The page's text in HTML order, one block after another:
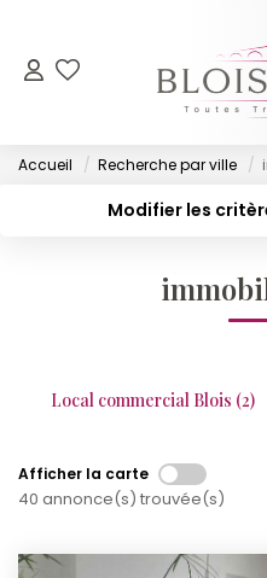
NOS
Off
Accueil Recherche par ville
Modifier les
Local commercial Blois (2)
Afficher la carte
40 annonce(s) trouvée(s)